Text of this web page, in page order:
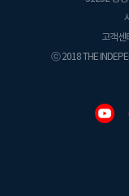
고객센
ⓒ 2018 THE